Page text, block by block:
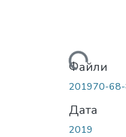
Вантажиться...
Файли
201970-
Дата
2019